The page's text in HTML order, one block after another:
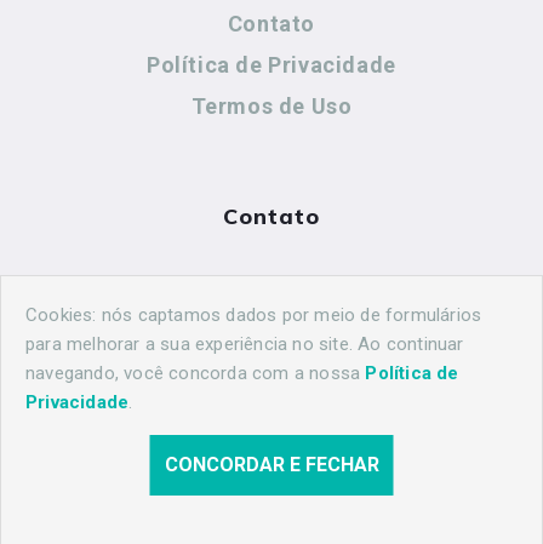
Contato
Política de Privacidade
Termos de Uso
Contato
maringahistorica@gmail.com
© 2026 Maringá Histórica. Todos os direitos reservados.
Desenvolvido porAgência Nova Inteligência.
Cookies: nós captamos dados por meio de formulários
para melhorar a sua experiência no site. Ao continuar
navegando, você concorda com a nossa Política de
Privacidade.
CONCORDAR E FECHAR